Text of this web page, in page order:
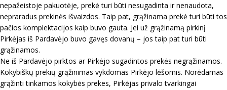
nepažeistoje pakuotėje, prekė turi būti nesugadinta ir nenaudota,
nepraradus prekinės išvaizdos. Taip pat, grąžinama prekė turi būti tos
pačios komplektacijos kaip buvo gauta. Jei už grąžinamą pirkinį
Pirkėjas iš Pardavėjo buvo gavęs dovanų – jos taip pat turi būti
grąžinamos.
Ne iš Pardavėjo pirktos ar Pirkėjo sugadintos prekės negrąžinamos.
Kokybiškų prekių grąžinimas vykdomas Pirkėjo lėšomis. Norėdamas
grąžinti tinkamos kokybės prekes, Pirkėjas privalo tvarkingai